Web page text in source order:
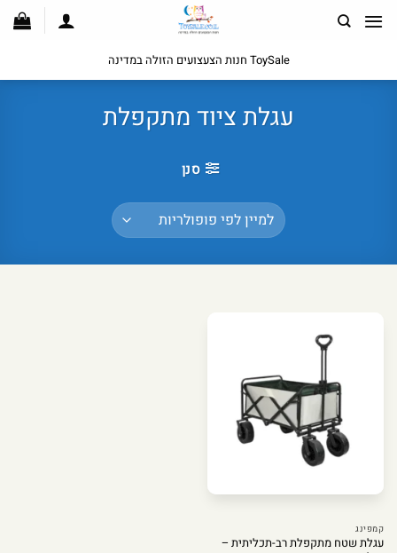
לתוכן
ToySale חנות הצעצועים הזולה במדינה
עגלת ציוד מתקפלת
סנן
קמפינג
עגלת שטח מתקפלת רב-תכליתית –